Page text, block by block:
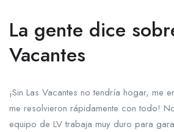
La gente dice
Vacantes
¡Sin Las Vacantes no tendría hogar, me
me resolvieron rápidamente con todo!
equipo de LV trabaja muy duro para